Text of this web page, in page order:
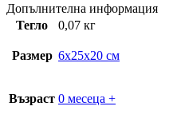
Допълнителна информация
Тегло
0,07 кг
Размер 6x25x20 см
Възраст 0 месеца +